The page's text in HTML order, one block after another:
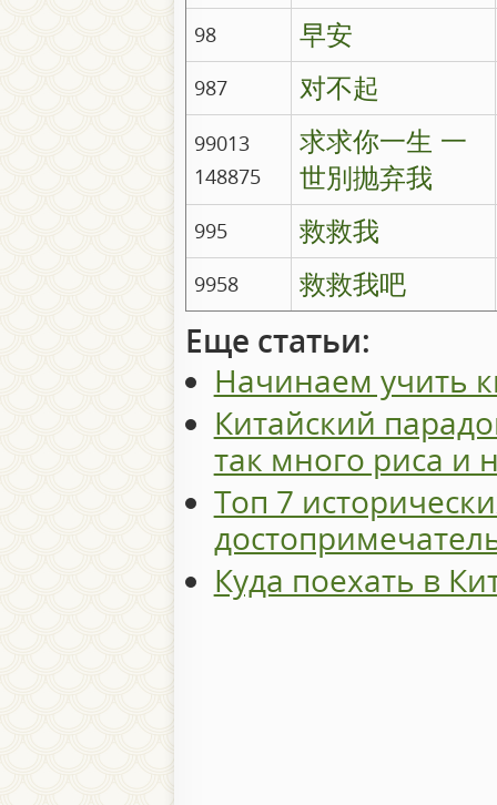
98 早安
987 对不起
99013
148875
求求你一生 一
世別抛弃我
995 救救我
9958 救救我吧
Еще статьи:
Начинаем учить
Китайский
так много риса и
Топ 7
Куда поехать в